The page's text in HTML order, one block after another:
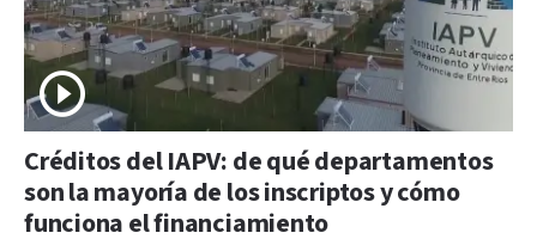
Créditos del IAPV: de qué departamentos
son la mayoría de los inscriptos y cómo
funciona el financiamiento